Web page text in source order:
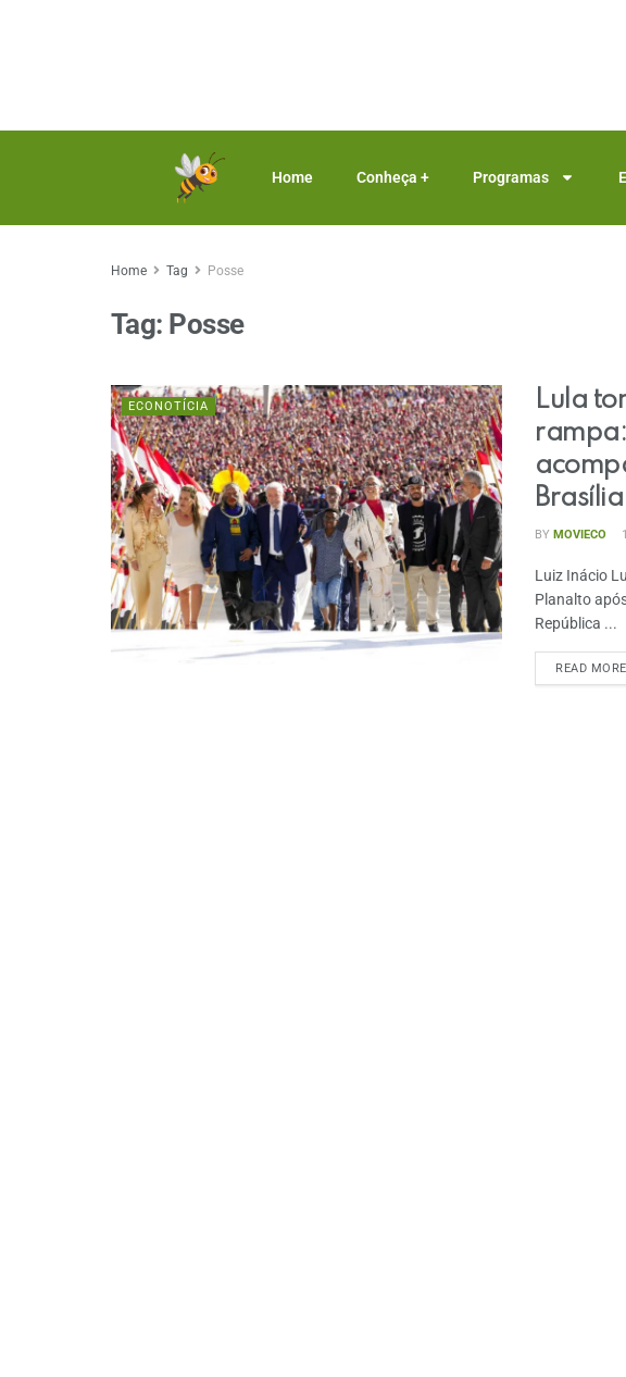
Home Conheça + Programas
Home Tag Posse
Tag: Posse
ECONOTÍCIA
Lula
Brasília
BY MOVIECO
Luiz Inácio
Planalto
República ...
READ MORE